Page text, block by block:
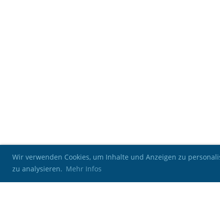
Wir verwenden Cookies, um Inhalte und Anzeigen zu
zu analysieren. Mehr Infos